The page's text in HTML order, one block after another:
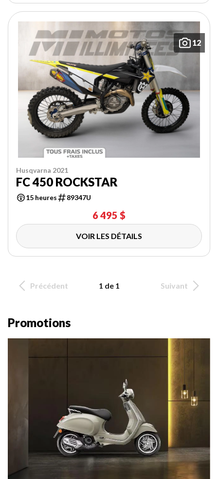
12
Husqvarna 2021
FC 450 ROCKSTAR
15 heures 89347U
6 495 $
VOIR LES DÉTAILS
Précédent 1 de 1 Suivant
Promotions